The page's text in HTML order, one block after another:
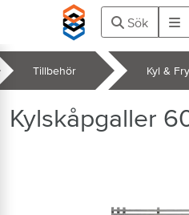
Hoppa till huvudinnehåll
Sök
Tillbehör Kyl &
Kylskåpgaller